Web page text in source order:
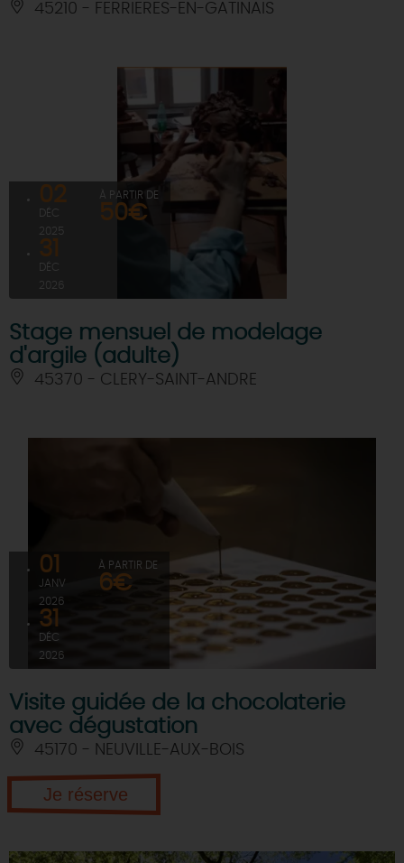
45210 - FERRIERES-EN-GATINAIS
02
DÉC
2025
31
DÉC
2026
À PARTIR DE
50€
Stage mensuel de modelage
d'argile (adulte)
45370 - CLERY-SAINT-ANDRE
01
JANV
2026
31
DÉC
2026
À PARTIR DE
6€
Visite guidée de la chocolaterie
avec dégustation
45170 - NEUVILLE-AUX-BOIS
Je réserve